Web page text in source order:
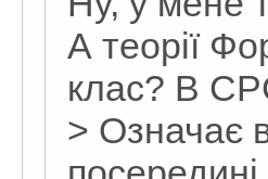
А теорії
клас? В
> Означає